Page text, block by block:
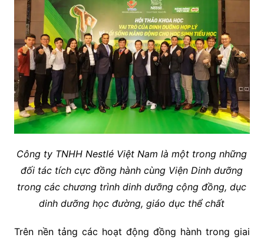
Công ty TNHH Nestlé Việt Nam là một trong những
đối tác tích cực đồng hành cùng Viện Dinh dưỡng
trong các chương trình dinh dưỡng cộng đồng, dục
dinh dưỡng học đường, giáo dục thể chất
Trên nền tảng các hoạt động đồng hành trong giai